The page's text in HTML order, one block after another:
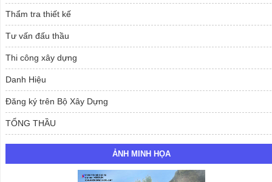
Thẩm tra thiết kế
Tư vấn đấu thầu
Thi công xây dựng
Danh Hiệu
Đăng ký trên Bộ Xây Dựng
TỔNG THẦU
ẢNH MINH HỌA